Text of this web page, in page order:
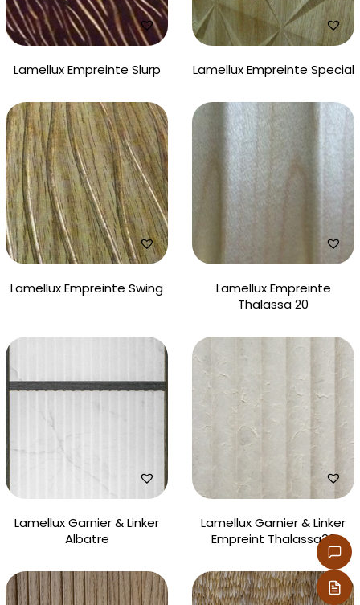
Lamellux Empreinte Slurp Lamellux Empreinte Special
Lamellux Empreinte Swing
Lamellux Empreinte
Thalassa 20
Lamellux Garnier & Linker
Albatre
Lamellux Garnier & Linker
Empreint Thalassa38